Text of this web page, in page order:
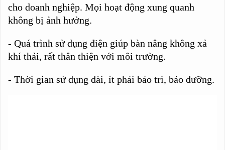
cho doanh nghiệp. Mọi hoạt động xung quanh
không bị ảnh hưởng.
- Quá trình sử dụng điện giúp bàn nâng không xả
khí thải, rất thân thiện với môi trường.
- Thời gian sử dụng dài, ít phải bảo trì, bảo dưỡng.